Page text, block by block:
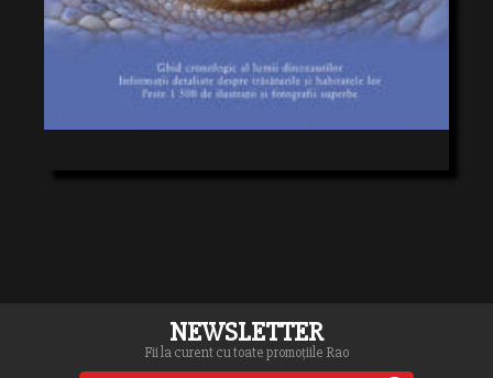
NEWSLETTER
Fii la curent cu toate promoțiile Rao